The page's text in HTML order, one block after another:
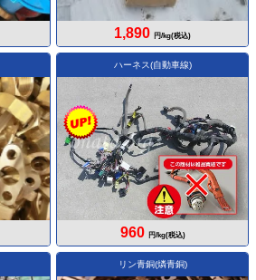
1,890 円/kg(税込)
ハーネス(自動車線)
960 円/kg(税込)
リン青銅(燐青銅)